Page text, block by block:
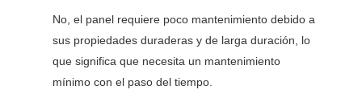
No, el panel requiere poco mantenimiento debido a
sus propiedades duraderas y de larga duración, lo
que significa que necesita un mantenimiento
mínimo con el paso del tiempo.